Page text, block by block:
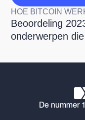
HOE BITCOIN
Beoordeling
onderwerpen
De nummer